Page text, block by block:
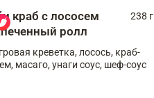
краб с лососем
ролл
238 г
креветка, лосось, краб-
масаго, унаги соус, шеф-соус